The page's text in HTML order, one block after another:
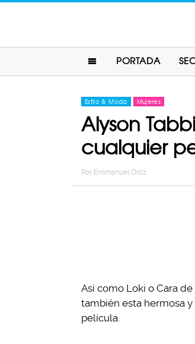
PORTADA
Estilo & Moda Mujeres
Alyson
cualquier
Por Emmanuel Ortiz
Así como Loki o Cara
también esta hermosa
película.